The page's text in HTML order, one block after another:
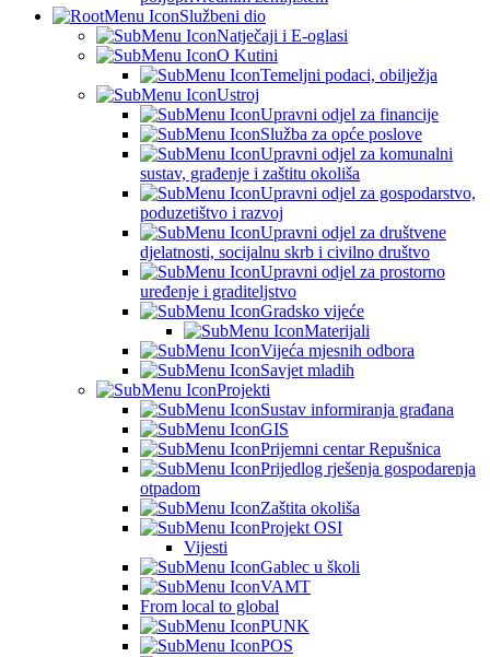
Službeni dio
Natječaji i E-oglasi
O Kutini
Temeljni podaci, obilježja
Ustroj
Upravni odjel za financije
Služba za opće poslove
Upravni odjel za komunalni
sustav, građenje i zaštitu okoliša
Upravni odjel za gospodarstvo,
poduzetištvo i razvoj
Upravni odjel za društvene
djelatnosti, socijalnu skrb i civilno društvo
Upravni odjel za prostorno
uređenje i graditeljstvo
Gradsko vijeće
Materijali
Vijeća mjesnih odbora
Savjet mladih
Projekti
Sustav informiranja građana
GIS
Prijemni centar Repušnica
Prijedlog rješenja gospodarenja
otpadom
Zaštita okoliša
Projekt OSI
Vijesti
Gablec u školi
VAMT
From local to global
PUNK
POS